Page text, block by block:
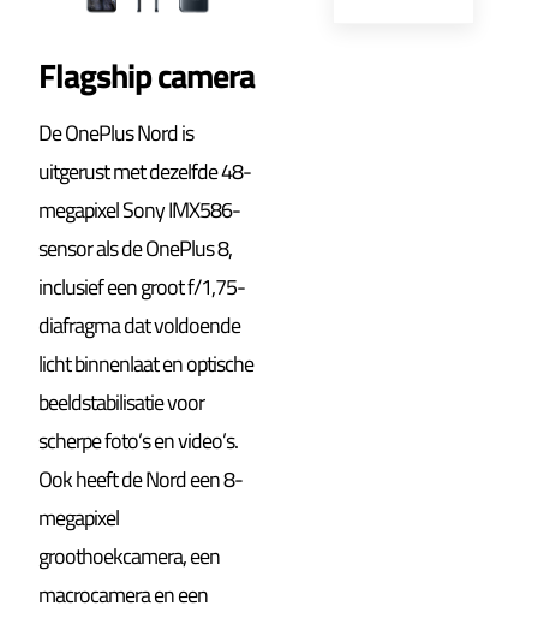
Flagship camera
De OnePlus Nord is
uitgerust met dezelfde 48-
megapixel Sony IMX586-
sensor als de OnePlus 8,
inclusief een groot f/1,75-
diafragma dat voldoende
licht binnenlaat en optische
beeldstabilisatie voor
scherpe foto’s en video’s.
Ook heeft de Nord een 8-
megapixel
groothoekcamera, een
macrocamera en een